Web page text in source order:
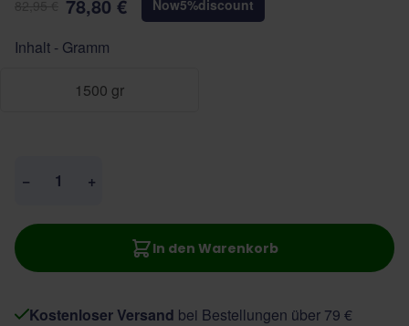
78,80 € Now5%discount
Inhalt - Gramm
1500 gr
− +
In den Warenkorb
Kostenloser Versand bei Bestellungen über 79 €